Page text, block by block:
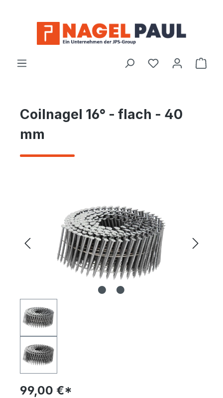
Coilnagel 16° - flach - 40
mm
99,00 €*